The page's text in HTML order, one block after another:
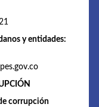
y entidades:
corrupción